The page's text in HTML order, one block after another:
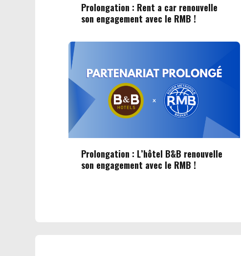
Prolongation : Rent a car renouvelle
son engagement avec le RMB !
Prolongation : L’hôtel B&B renouvelle
son engagement avec le RMB !